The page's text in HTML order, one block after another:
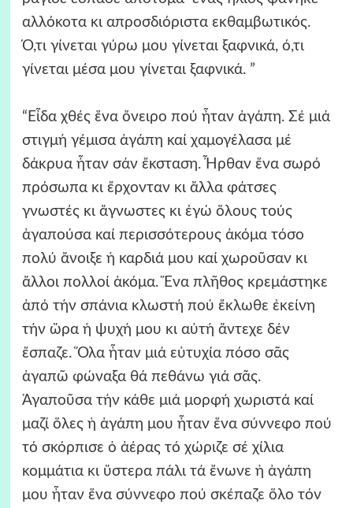
αλλόκοτα κι απροσδιόριστα εκθαμβωτικός.
Ό,τι γίνεται γύρω μου γίνεται ξαφνικά, ό,τι
γίνεται μέσα μου γίνεται ξαφνικά. ”
“Εἶδα χθές ἕνα ὄνειρο πού ἦταν ἀγάπη. Σέ μιά
στιγμή γέμισα ἀγάπη καί χαμογέλασα μέ
δάκρυα ἦταν σάν ἔκσταση. Ἦρθαν ἕνα σωρό
πρόσωπα κι ἔρχονταν κι ἄλλα φάτσες
γνωστές κι ἄγνωστες κι ἐγώ ὅλους τούς
ἀγαπούσα καί περισσότερους ἀκόμα τόσο
πολύ ἄνοιξε ἡ καρδιά μου καί χωροῦσαν κι
ἄλλοι πολλοί ἀκόμα. Ἕνα πλῆθος κρεμάστηκε
ἀπό τήν σπάνια κλωστή πού ἔκλωθε ἐκείνη
τήν ὥρα ἡ ψυχή μου κι αὐτή ἄντεχε δέν
ἔσπαζε. Ὅλα ἦταν μιά εὐτυχία πόσο σᾶς
ἀγαπῶ φώναξα θά πεθάνω γιά σᾶς.
Ἀγαποῦσα τήν κάθε μιά μορφή χωριστά καί
μαζί ὅλες ἡ ἀγάπη μου ἦταν ἕνα σύννεφο πού
τό σκόρπισε ὁ ἀέρας τό χώριζε σέ χίλια
κομμάτια κι ὕστερα πάλι τά ἕνωνε ἡ ἀγάπη
μου ἦταν ἕνα σύννεφο πού σκέπαζε ὅλο τόν